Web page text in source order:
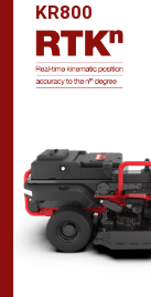
KR800